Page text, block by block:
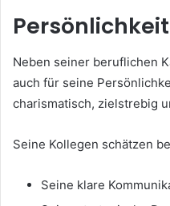
Neben seiner beruflichen
auch für seine
charismatisch, zielstrebig
Seine Kollegen schätzen
Seine klare